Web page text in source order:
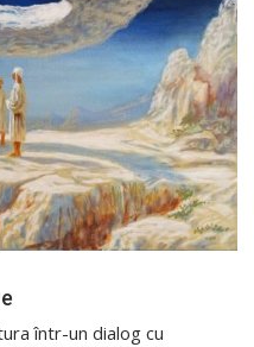
într-un dialog cu